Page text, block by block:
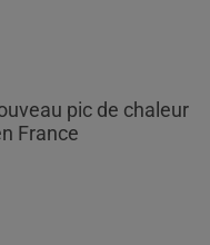
pic de chaleur
France